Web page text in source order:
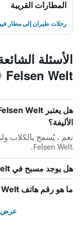
المطارات القريبة
رحلات طيران إلى مطار
Felsen Welt
الأليفة؟
Felsen Welt.
هل يوجد مسبح في Hotel Sole Felsen Welt؟
ما هو رقم هاتف Hotel Sole Felsen Welt؟
عرض